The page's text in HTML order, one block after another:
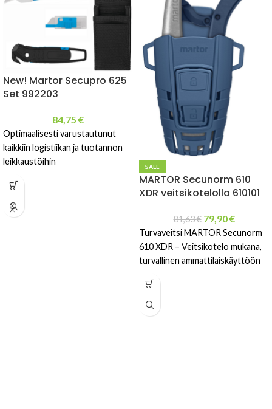
New! Martor Secupro 625
Set 992203
84,75 €
Optimaalisesti varustautunut
kaikkiin logistiikan ja tuotannon
leikkaustöihin
SALE
MARTOR Secunorm 610
XDR veitsikotelolla 610101
81,63€ 79,90€
Turvaveitsi MARTOR Secunorm
610 XDR – Veitsikotelo mukana,
turvallinen ammattilaiskäyttöön